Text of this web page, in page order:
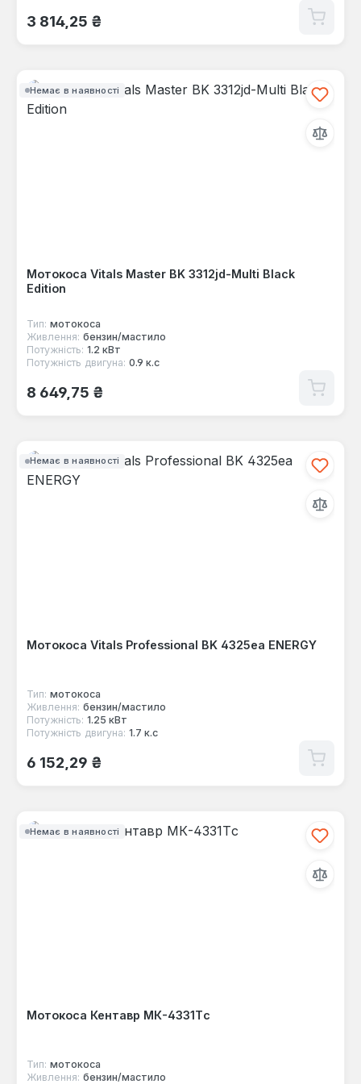
Звичайна ціна:
3 814,25 ₴
Немає в наявності
Мотокоса Vitals Master BK 3312jd-Multi Black
Edition
Тип: мотокоса
Живлення: бензин/мастило
Потужність: 1.2 кВт
Потужність двигуна: 0.9 к.с
Звичайна ціна:
8 649,75 ₴
Немає в наявності
Мотокоса Vitals Professional BK 4325ea ENERGY
Тип: мотокоса
Живлення: бензин/мастило
Потужність: 1.25 кВт
Потужність двигуна: 1.7 к.с
Звичайна ціна:
6 152,29 ₴
Немає в наявності
Мотокоса Кентавр МК-4331Тc
Тип: мотокоса
Живлення: бензин/мастило